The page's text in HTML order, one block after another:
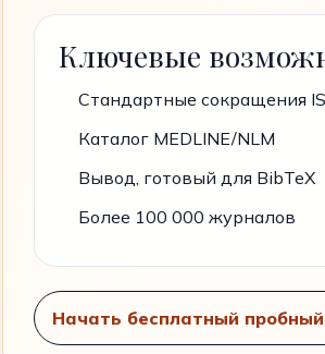
Ключевые
Стандартные сокращения
Каталог MEDLINE/NLM
Вывод, готовый для BibTeX
Более 100 000 журналов
Начать бесплатный